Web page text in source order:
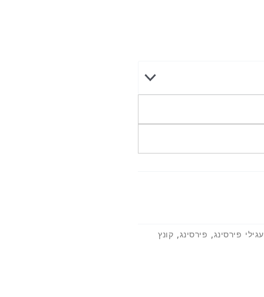
עגילי פירסינג, פירסינג, קונץ